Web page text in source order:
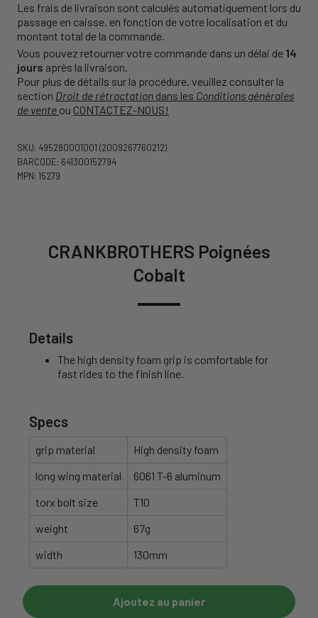
Les frais de livraison sont calculés automatiquement lors du
passage en caisse, en fonction de votre localisation et du
montant total de la commande.
Vous pouvez retourner votre commande dans un délai de 14
jours après la livraison.
Pour plus de détails sur la procédure, veuillez consulter la
section Droit de rétractation dans les Conditions générales
de vente ou CONTACTEZ-NOUS!
SKU: 495280001001 (2009267760212)
BARCODE: 641300152794
MPN: 15279
CRANKBROTHERS Poignées
Cobalt
Details
The high density foam grip is comfortable for
fast rides to the finish line.
Specs
grip material
High density foam
long wing material
6061 T-6 aluminum
torx bolt size
T10
weight
67g
width
130mm
Ajoutez au panier